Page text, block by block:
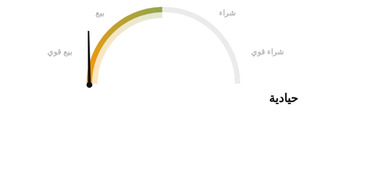
بيع شراء
بيع قوي شراء قوي
حيادية